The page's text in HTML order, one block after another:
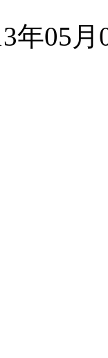
年05月